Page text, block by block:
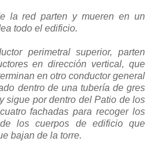
la red parten y mueren en un
todo el edificio.
perimetral superior, parten
en dirección vertical, que
en otro conductor general
dentro de una tubería de gres
sigue por dentro del Patio de los
fachadas para recoger los
los cuerpos de edificio que
bajan de la torre.